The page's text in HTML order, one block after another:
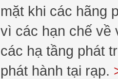
mặt khi các hãng
vì các hạn chế về
các hạ tầng phát
phát hành tại rạp.